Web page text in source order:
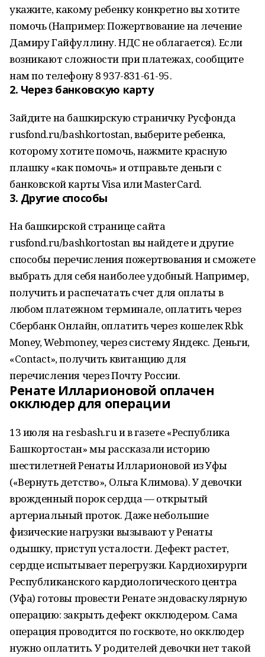
укажите, какому ребенку конкретно вы хотите
помочь (Например: Пожертвование на лечение
Дамиру Гайфуллину. НДС не облагается). Если
возникают сложности при платежах, сообщите
нам по телефону 8 937-831-61-95.
2. Через банковскую карту
Зайдите на башкирскую страничку Русфонда
rusfond.ru/bashkortostan, выберите ребенка,
которому хотите помочь, нажмите красную
плашку «как помочь» и отправьте деньги с
банковской карты Visa или MasterCard.
3. Другие способы
На башкирской странице сайта
rusfond.ru/bashkortostan вы найдете и другие
способы перечисления пожертвования и сможете
выбрать для себя наиболее удобный. Например,
получить и распечатать счет для оплаты в
любом платежном терминале, оплатить через
Сбербанк Онлайн, оплатить через кошелек Rbk
Money, Webmoney, через систему Яндекс. Деньги,
«Contact», получить квитанцию для
перечисления через Почту России.
Ренате Илларионовой оплачен
окклюдер для операции
13 июля на resbash.ru и в газете «Республика
Башкортостан» мы рассказали историю
шестилетней Ренаты Илларионовой из Уфы
(«Вернуть детство», Ольга Климова). У девочки
врожденный порок сердца — открытый
артериальный проток. Даже небольшие
физические нагрузки вызывают у Ренаты
одышку, приступ усталости. Дефект растет,
сердце испытывает перегрузки. Кардиохирурги
Республиканского кардиологического центра
(Уфа) готовы провести Ренате эндоваскулярную
операцию: закрыть дефект окклюдером. Сама
операция проводится по госквоте, но окклюдер
нужно оплатить. У родителей девочки нет такой